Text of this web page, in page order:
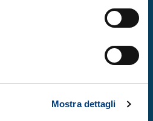
Mostra dettagli
e il Ministero
Venezia Giulia